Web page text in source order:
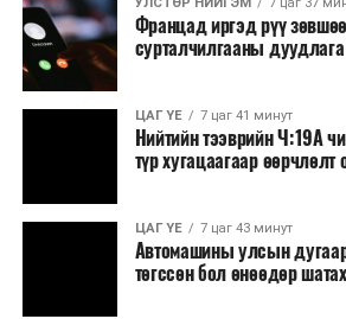
Францад иргэд рүү
сурталчилгааны дуудлага
ЦАГ ҮЕ 7 цаг 41 минут
Нийтийн тээврийн Ч:19А
түр хугацаагаар өөрчлөлт
ЦАГ ҮЕ 7 цаг 43 минут
Автомашины улсын
төгссөн бол өнөөдөр